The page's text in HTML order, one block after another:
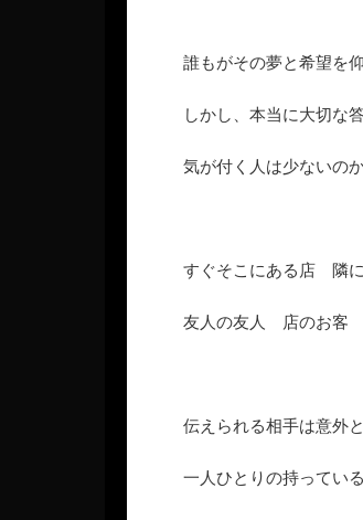
誰もがその夢と希望を
しかし、本当に大切な
気が付く人は少ないの
すぐそこにある店 隣
友人の友人 店のお客
伝えられる相手は意外
一人ひとりの持ってい